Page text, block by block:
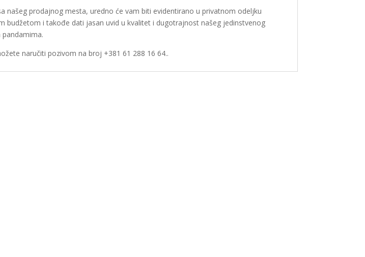
našeg prodajnog mesta, uredno će vam biti evidentirano u privatnom odeljku
budžetom i takođe dati jasan uvid u kvalitet i dugotrajnost našeg jedinstvenog
naručiti pozivom na broj +381 61 288 16 64..